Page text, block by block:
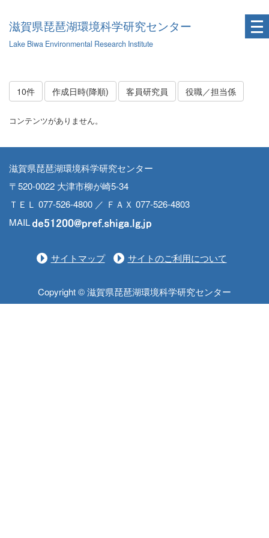
滋賀県琵琶湖環境科学研究センター
Lake Biwa Environmental Research Institute
10件 作成日時(降順) 客員研究員 役職／担当係
コンテンツがありません。
滋賀県琵琶湖環境科学研究センター
〒520-0022 大津市柳が崎5-34
ＴＥＬ 077-526-4800 ／ ＦＡＸ 077-526-4803
MAIL
サイトマップ サイトのご利用について
Copyright © 滋賀県琵琶湖環境科学研究センター